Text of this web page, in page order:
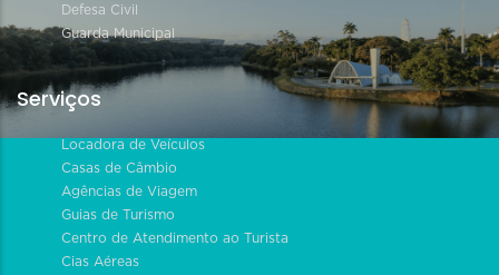
Defesa Civil
Guarda Municipal
Serviços
Locadora de Veículos
Casas de Câmbio
Agências de Viagem
Guias de Turismo
Centro de Atendimento ao Turista
Cias Aéreas